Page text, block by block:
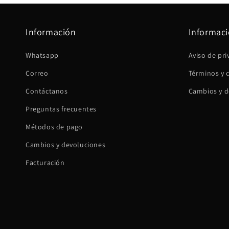
Información
Whatsapp
Correo
Contáctanos
Preguntas frecuentes
Métodos de pago
Cambios y devoluciones
Facturación
Aviso de
Términos y
Cambios y